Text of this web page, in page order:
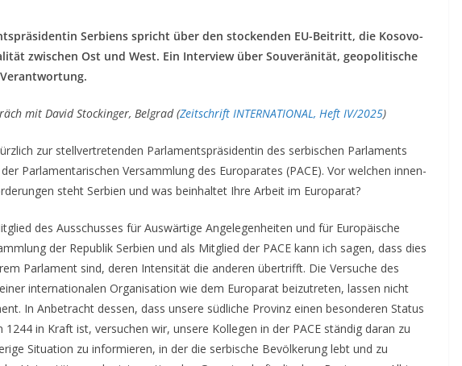
Serbiens spricht über den stockenden EU-Beitritt, die Kosovo-
zwischen Ost und West. Ein Interview über Souveränität, geopolitische
mit David Stockinger, Belgrad (Zeitschrift INTERNATIONAL, Heft IV/2025)
zur stellvertretenden Parlamentspräsidentin des serbischen Parlaments
Parlamentarischen Versammlung des Europarates (PACE). Vor welchen innen-
steht Serbien und was beinhaltet Ihre Arbeit im Europarat?
des Ausschusses für Auswärtige Angelegenheiten und für Europäische
der Republik Serbien und als Mitglied der PACE kann ich sagen, dass dies
Parlament sind, deren Intensität die anderen übertrifft. Die Versuche des
internationalen Organisation wie dem Europarat beizutreten, lassen nicht
In Anbetracht dessen, dass unsere südliche Provinz einen besonderen Status
in Kraft ist, versuchen wir, unsere Kollegen in der PACE ständig daran zu
Situation zu informieren, in der die serbische Bevölkerung lebt und zu